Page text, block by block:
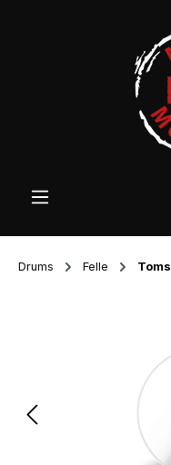
Drums Felle Toms